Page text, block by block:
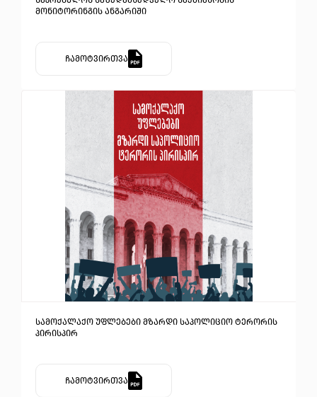
მონიტორინგის ანგარიში
ჩამოტვირთვა
სამოქალაქო უფლებები მზარდი საპოლიციო ტერორის
პირისპირ
ჩამოტვირთვა